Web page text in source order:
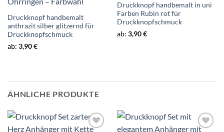
Druckknopf handbemalt
anthrazit silber glitzernd für
Druckknopfschmuck
ab: 3,90€
Druckknopf handbemalt in uni
Farben Rubin rot für
Druckknopfschmuck
ab: 3,90€
ÄHNLICHE PRODUKTE